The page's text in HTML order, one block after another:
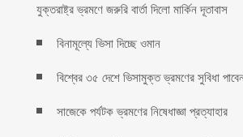
যুক্তরাষ্ট্র ভ্রমণে জরুরি বার্তা দিলো মার্কিন দূতাবাস
বিনামূল্যে ভিসা দিচ্ছে ওমান
বিশ্বের ৩৫ দেশে ভিসামুক্ত ভ্রমণের সুবিধা পাবেন
সাজেকে পর্যটক ভ্রমণের নিষেধাজ্ঞা প্রত্যাহার